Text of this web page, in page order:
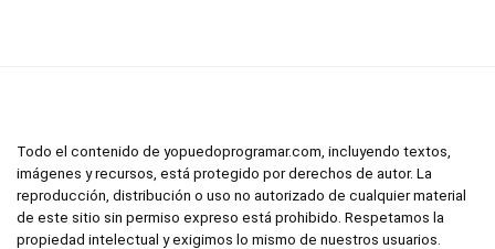
Todo el contenido de yopuedoprogramar.com, incluyendo textos,
imágenes y recursos, está protegido por derechos de autor. La
reproducción, distribución o uso no autorizado de cualquier material
de este sitio sin permiso expreso está prohibido. Respetamos la
propiedad intelectual y exigimos lo mismo de nuestros usuarios.